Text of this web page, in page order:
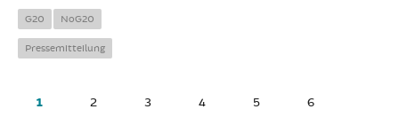
G20 NoG20
Pressemitteilung
SEITEN
1 2 3 4 5 6